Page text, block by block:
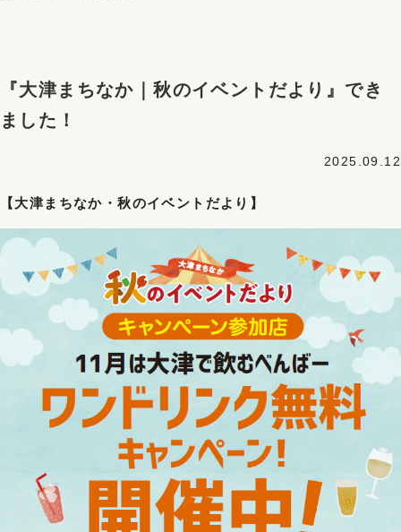
『大津まちなか｜秋のイベントだより』でき
ました！
2025.09.12
【大津まちなか・秋のイベントだより】